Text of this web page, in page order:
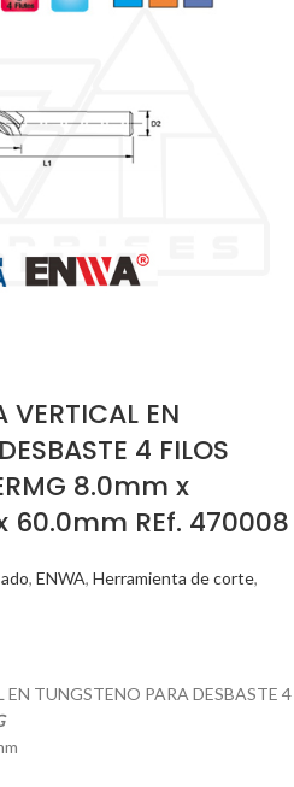
VERTICAL EN
4 FILOS
8.0mm x
REf. 470008
, ENWA, Herramienta de corte,
TUNGSTENO PARA DESBASTE 4